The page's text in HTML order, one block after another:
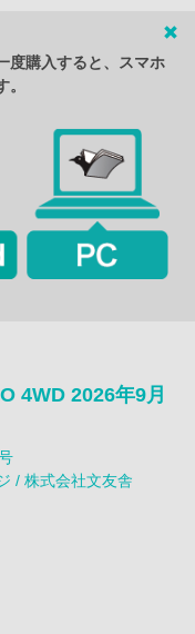
度購入すると、スマホ
4WD 2026年9月
/ 株式会社文友舎